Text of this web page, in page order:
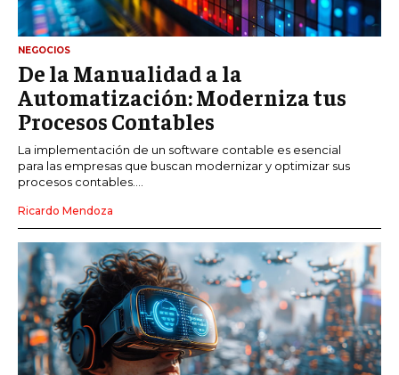
NEGOCIOS
De la Manualidad a la
Automatización: Moderniza tus
Procesos Contables
La implementación de un software contable es esencial
para las empresas que buscan modernizar y optimizar sus
procesos contables....
Ricardo Mendoza